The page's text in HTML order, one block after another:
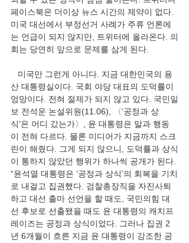
페이스북은 더이상 뉴스 시간의 제약이 없다.
미국 대선에서 부정선거 사례가 주류 언론에
는 언급이 되지 않지만, 트위터에 올라온다. 의
회는 당연히 앞으로 문제를 삼게 된다.
미국만 그런게 아니다. 지금 대한민국의 용
산 대통령실이다. 국회 야당 대표의 도덕률이
엉망이다. 전혀 절제가 되지 않고 있다. 국민일
보 전석운 논설위원(11.06), 〈‘공정과 상
식’은 어디 갔는가〉, 윤 대통령은 말과 행동
이 전혀 다르다. 물론 미디어가 지금까지 스크
린이 해줬다. 그게 되지 않으니, 도덕률과 상식
이 통하지 않았던 행위가 하나씩 공개가 된다.
“윤석열 대통령은 ‘공정과 상식’의 회복을 기치
로 내걸고 집권했다. 검찰총장직을 자진사퇴
하고 대선 출마 선언을 할 때도, 국민의힘 대
선 후보로 선출됐을 때도 윤 대통령의 캐치프
레이즈는 공정과 상식이었다. 그러나 집권 2
년 6개월이 흐른 지금 윤 대통령이 강조한 공